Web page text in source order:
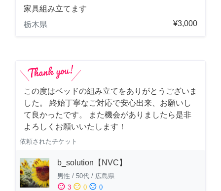
家具組み立てます
栃木県
¥3,000
この度はベッドの組み立てをありがとうございま
した。 終始丁寧なご対応で安心出来、お願いし
て良かったです。 また機会がありましたら是非
よろしくお願いいたします！
依頼されたチケット
b_solution【NVC】
男性 / 50代 / 広島県
sentiment_satisfied 3 sentiment_neutral 0 sentiment_dissatisfied 0